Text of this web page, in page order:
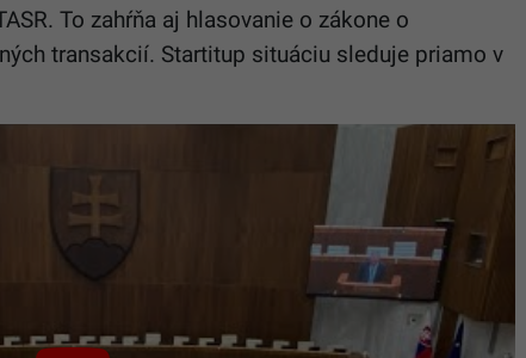
To zahŕňa aj hlasovanie o zákone o
transakcií. Startitup situáciu sleduje priamo v